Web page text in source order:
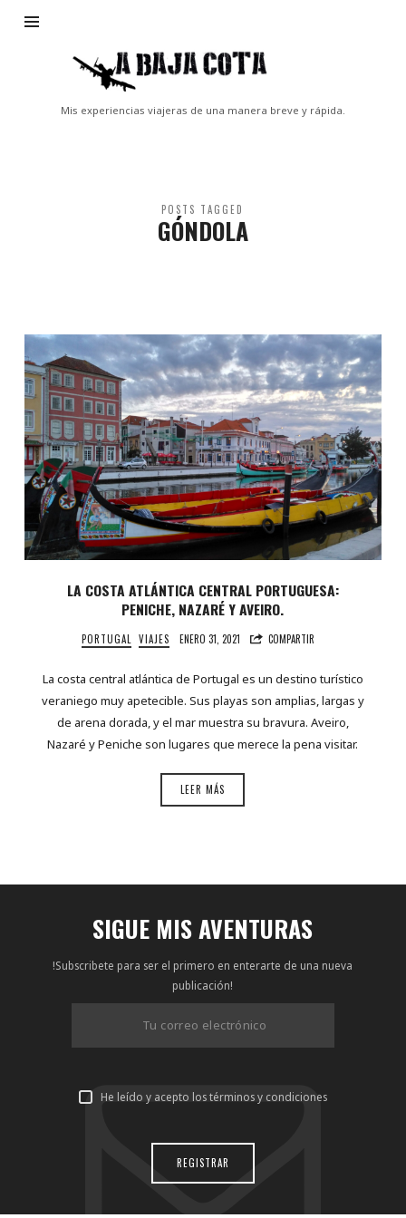
Baja
Cota
Mis experiencias viajeras de una manera breve y rápida.
POSTS TAGGED
GÓNDOLA
LA COSTA ATLÁNTICA CENTRAL PORTUGUESA:
PENICHE, NAZARÉ Y AVEIRO.
PORTUGAL VIAJES ENERO 31, 2021 COMPARTIR
La costa central atlántica de Portugal es un destino turístico
veraniego muy apetecible. Sus playas son amplias, largas y
de arena dorada, y el mar muestra su bravura. Aveiro,
Nazaré y Peniche son lugares que merece la pena visitar.
LEER MÁS
SIGUE MIS AVENTURAS
!Subscribete para ser el primero en enterarte de una nueva
publicación!
He leído y acepto los términos y condiciones